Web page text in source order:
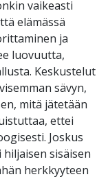
vaikeasti
elämässä
ja
luovuutta,
Keskustelut
sävyn,
mitä jätetään
ettei
Joskus
sisäisen
herkkyyteen